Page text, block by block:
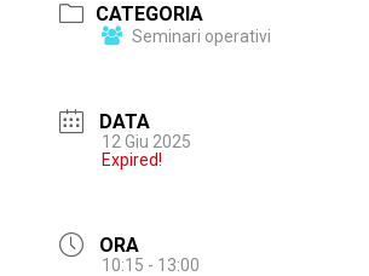
CATEGORIA
Seminari operativi
DATA
12 Giu 2025
Expired!
ORA
10:15 - 13:00